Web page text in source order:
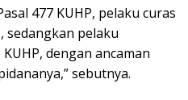
477 KUHP, pelaku curas
sedangkan pelaku
dengan ancaman
sebutnya.